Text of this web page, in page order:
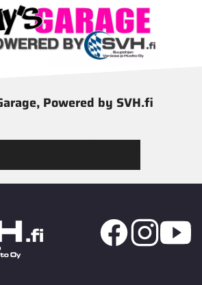
Powered by SVH.fi